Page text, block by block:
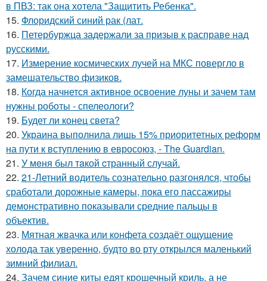
в ПВЗ: так она хотела "Защитить Ребенка".
15. Флоридский синий рак (лат.
16. Петербуржца задержали за призыв к расправе над
русскими.
17. Измерение космических лучей на МКС повергло в
замешательство физиков.
18. Когда начнется активное освоение луны и зачем там
нужны роботы - спелеологи?
19. Будет ли конец света?
20. Украина выполнила лишь 15% приоритетных реформ
на пути к вступлению в евросоюз, - The Guardian.
21. У мeня был тaкой cтранный слyчай.
22. 21-Летний водитель сознательно разгонялся, чтобы
сработали дорожные камеры, пока его пассажиры
демонстративно показывали средние пальцы в
объектив.
23. Мятная жвачка или конфета создаёт ощущение
холода так уверенно, будто во рту открылся маленький
зимний филиал.
24. Зачем синие киты едят крошечный криль, а не